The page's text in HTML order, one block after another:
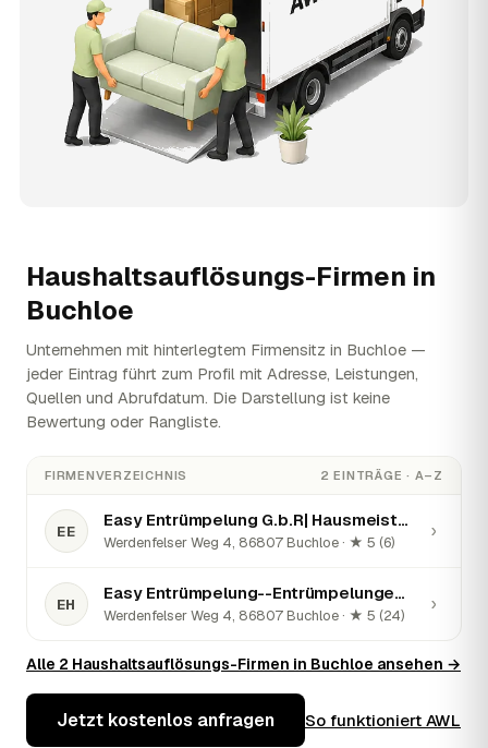
Haushaltsauflösungs-Firmen in
Buchloe
Unternehmen mit hinterlegtem Firmensitz in Buchloe —
jeder Eintrag führt zum Profil mit Adresse, Leistungen,
Quellen und Abrufdatum. Die Darstellung ist keine
Bewertung oder Rangliste.
FIRMENVERZEICHNIS 2 EINTRÄGE · A–Z
EE
Easy Entrümpelung G.b.R| Hausmeisterservice, Gebäudereinigung, Winterdienst & Entrümpelung
Werdenfelser Weg 4, 86807 Buchloe · ★ 5 (6)
›
EH
Easy Entrümpelung--Entrümpelungen aller Art, Wohnungsauflösungen, Hausmeisterservice
Werdenfelser Weg 4, 86807 Buchloe · ★ 5 (24)
›
Alle 2 Haushaltsauflösungs-Firmen in Buchloe ansehen →
Jetzt kostenlos anfragen So funktioniert AWL